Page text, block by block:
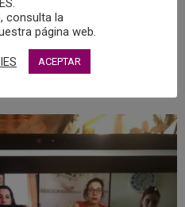
formados en salud
para dar una mejor
a amar”, y un desarrollo
consulta la
página web.
ACEPTAR